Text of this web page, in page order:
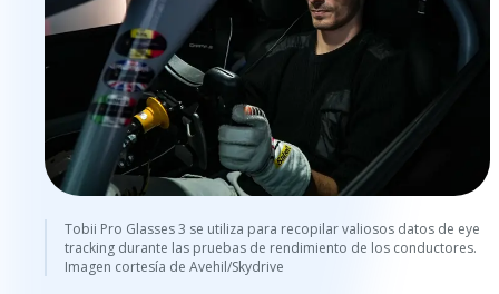
Tobii Pro Glasses 3 se utiliza para recopilar valiosos datos de eye
tracking durante las pruebas de rendimiento de los conductores.
Imagen cortesía de Avehil/Skydrive